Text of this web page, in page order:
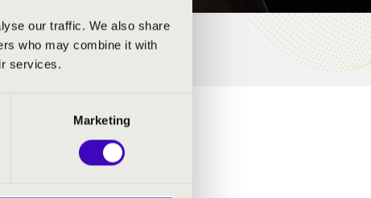
our traffic. We also share
who may combine it with
services.
Marketing